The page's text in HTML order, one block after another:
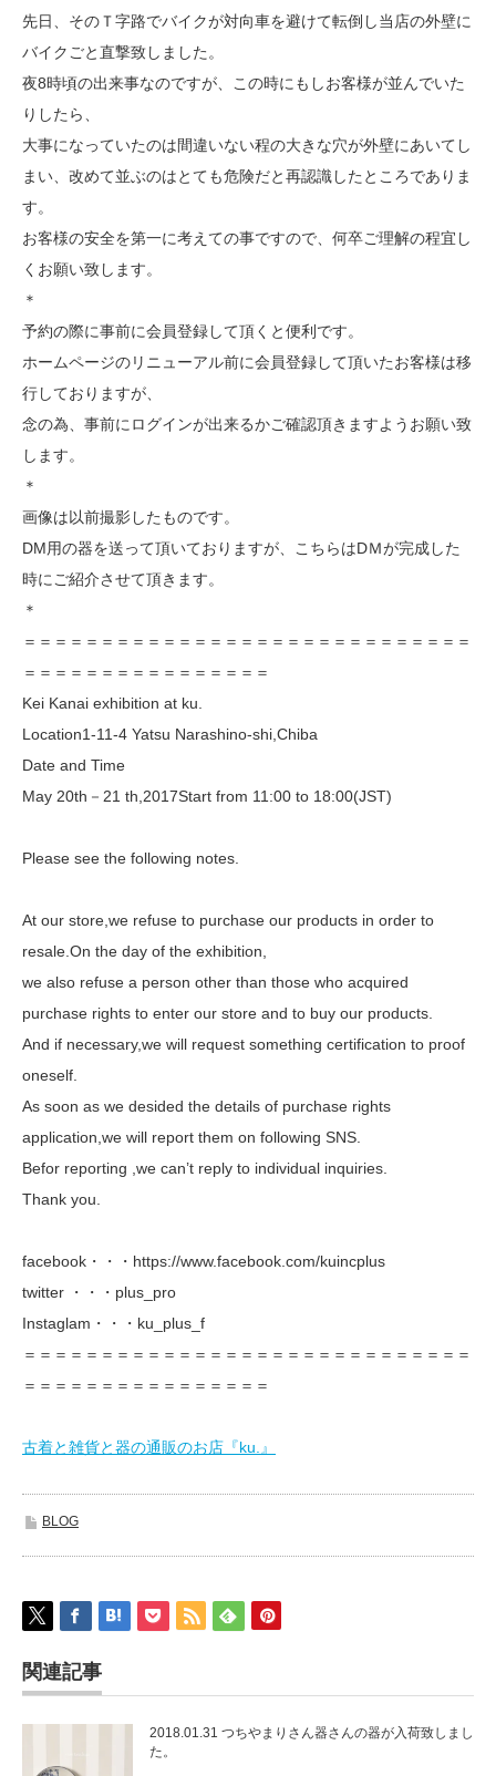
先日、そのＴ字路でバイクが対向車を避けて転倒し当店の外壁に
バイクごと直撃致しました。
夜8時頃の出来事なのですが、この時にもしお客様が並んでいた
りしたら、
大事になっていたのは間違いない程の大きな穴が外壁にあいてし
まい、改めて並ぶのはとても危険だと再認識したところでありま
す。
お客様の安全を第一に考えての事ですので、何卒ご理解の程宜し
くお願い致します。
＊
予約の際に事前に会員登録して頂くと便利です。
ホームページのリニューアル前に会員登録して頂いたお客様は移
行しておりますが、
念の為、事前にログインが出来るかご確認頂きますようお願い致
します。
＊
画像は以前撮影したものです。
DM用の器を送って頂いておりますが、こちらはDＭが完成した
時にご紹介させて頂きます。
＊
＝＝＝＝＝＝＝＝＝＝＝＝＝＝＝＝＝＝＝＝＝＝＝＝＝＝＝＝＝
＝＝＝＝＝＝＝＝＝＝＝＝＝＝＝＝
Kei Kanai exhibition at ku.
Location1-11-4 Yatsu Narashino-shi,Chiba
Date and Time
May 20th－21 th,2017Start from 11:00 to 18:00(JST)
Please see the following notes.
At our store,we refuse to purchase our products in order to
resale.On the day of the exhibition,
we also refuse a person other than those who acquired
purchase rights to enter our store and to buy our products.
And if necessary,we will request something certification to proof
oneself.
As soon as we desided the details of purchase rights
application,we will report them on following SNS.
Befor reporting ,we can’t reply to individual inquiries.
Thank you.
facebook・・・https://www.facebook.com/kuincplus
twitter ・・・plus_pro
Instaglam・・・ku_plus_f
＝＝＝＝＝＝＝＝＝＝＝＝＝＝＝＝＝＝＝＝＝＝＝＝＝＝＝＝＝
＝＝＝＝＝＝＝＝＝＝＝＝＝＝＝＝
古着と雑貨と器の通販のお店『ku.』
BLOG
関連記事
2018.01.31 つちやまりさん器さんの器が入荷致しまし
た。